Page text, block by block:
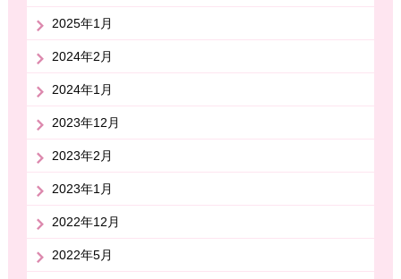
2025年1月
2024年2月
2024年1月
2023年12月
2023年2月
2023年1月
2022年12月
2022年5月